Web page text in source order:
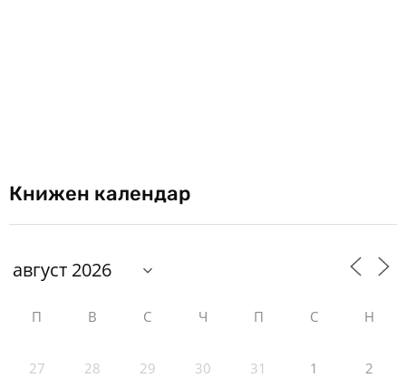
Книжен календар
П В С Ч П С Н
27 28 29 30 31 1 2